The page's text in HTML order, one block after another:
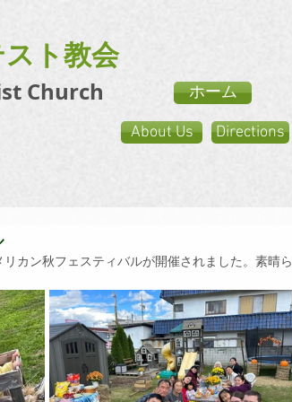
ト教会
Church ホーム
About Us Directions
カン秋フェスティバルが開催されました。素晴ら